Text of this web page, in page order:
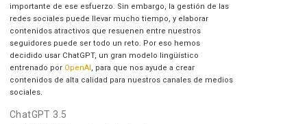
importante de ese esfuerzo. Sin embargo, la gestión de las
redes sociales puede llevar mucho tiempo, y elaborar
contenidos atractivos que resuenen entre nuestros
seguidores puede ser todo un reto. Por eso hemos
decidido usar ChatGPT, un gran modelo lingüístico
entrenado por OpenAI , para que nos ayude a crear
contenidos de alta calidad para nuestros canales de medios
sociales.
ChatGPT 3.5